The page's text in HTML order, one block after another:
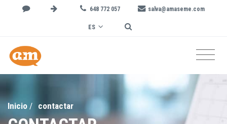
648 772 057 salva@amaseme.com
ES
Inicio / contactar